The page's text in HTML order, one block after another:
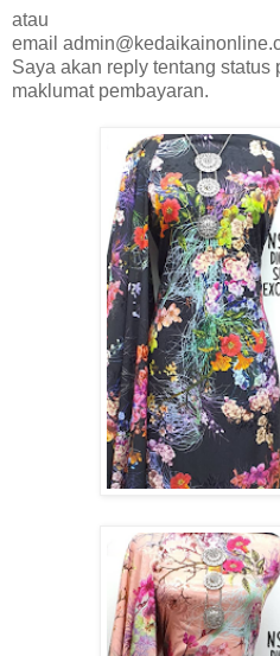
atau
email
Saya akan reply tentang status
maklumat pembayaran.